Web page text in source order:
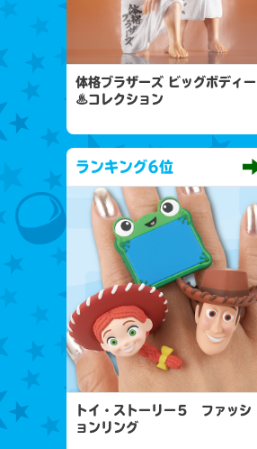
体格ブラザーズ ビッグボディー
♨コレクション
ランキング6位
トイ・ストーリー５ ファッシ
ョンリング